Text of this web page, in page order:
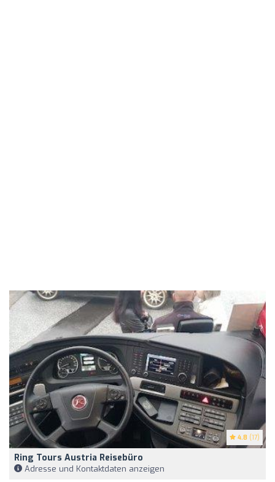
4.8 (17)
Ring Tours Austria Reisebüro
Adresse und Kontaktdaten anzeigen